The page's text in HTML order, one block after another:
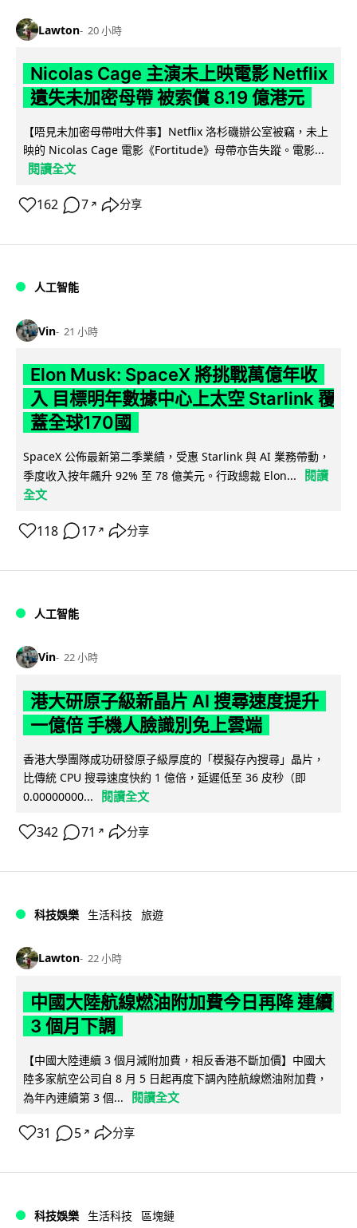
Lawton 20 小時
Nicolas Cage 主演未上映電影 Netflix
遺失未加密母帶 被索償 8.19 億港元
【唔見未加密母帶咁大件事】Netflix 洛杉磯辦公室被竊，未上
映的 Nicolas Cage 電影《Fortitude》母帶亦告失蹤。電影...
閱讀全文
162 7 ↗ 分享
人工智能
Vin 21 小時
Elon Musk: SpaceX 將挑戰萬億年收
入 目標明年數據中心上太空 Starlink 覆
蓋全球170國
SpaceX 公佈最新第二季業績，受惠 Starlink 與 AI 業務帶動，
季度收入按年飆升 92% 至 78 億美元。行政總裁 Elon...
閱讀
全文
118 17 ↗ 分享
人工智能
Vin 22 小時
港大研原子級新晶片 AI 搜尋速度提升
一億倍 手機人臉識別免上雲端
香港大學團隊成功研發原子級厚度的「模擬存內搜尋」晶片，
比傳統 CPU 搜尋速度快約 1 億倍，延遲低至 36 皮秒（即
0.00000000...
閱讀全文
342 71 ↗ 分享
科技娛樂 生活科技 旅遊
Lawton 22 小時
中國大陸航線燃油附加費今日再降 連續
3 個月下調
【中國大陸連續 3 個月減附加費，相反香港不斷加價】中國大
陸多家航空公司自 8 月 5 日起再度下調內陸航線燃油附加費，
為年內連續第 3 個...
閱讀全文
31 5 ↗ 分享
科技娛樂 生活科技 區塊鏈